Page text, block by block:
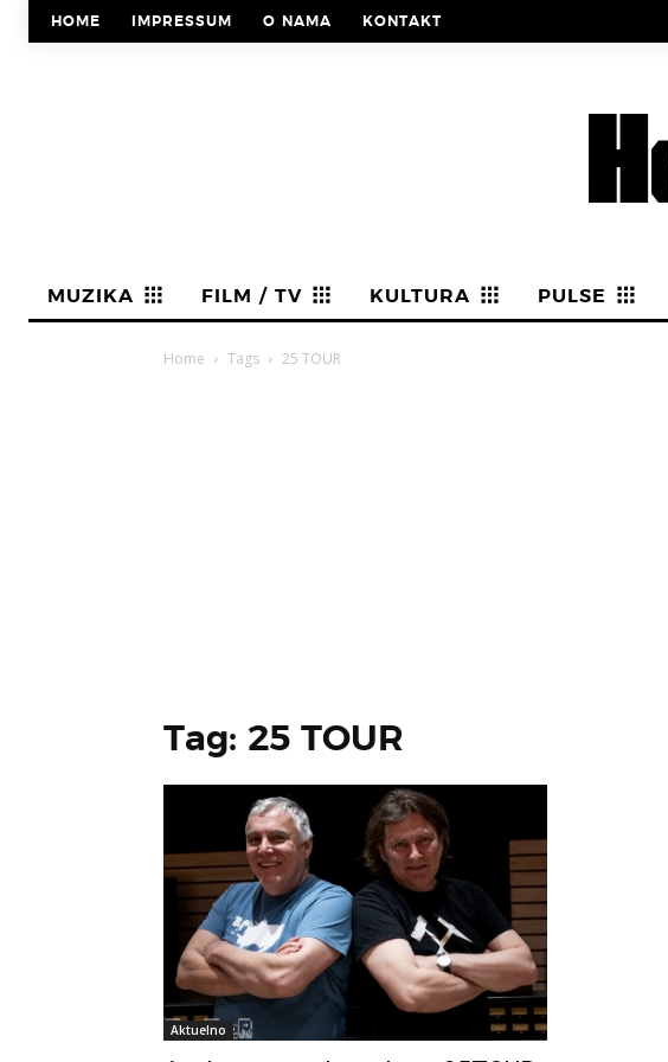
HOME IMPRESSUM O NAMA KONTAKT
MUZIKA FILM / TV KULTURA PULSE
Home Tags 25 TOUR
Tag: 25 TOUR
Aktuelno